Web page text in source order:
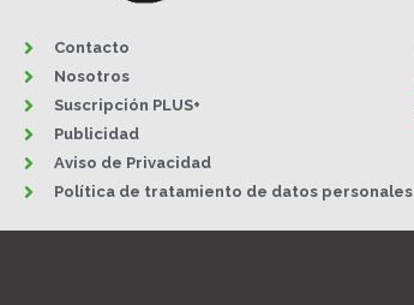
Contacto
Nosotros
Suscripción PLUS+
Publicidad
Aviso de Privacidad
Política de tratamiento de datos personales